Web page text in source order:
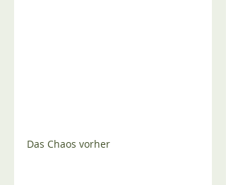
Das Chaos vorher